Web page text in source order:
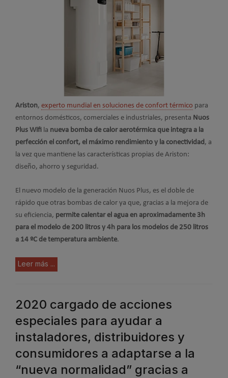
Ariston, experto mundial en soluciones de confort térmico para
entornos domésticos, comerciales e industriales, presenta Nuos
Plus Wifi la nueva bomba de calor aerotérmica que integra a la
perfección el confort, el máximo rendimiento y la conectividad, a
la vez que mantiene las características propias de Ariston:
diseño, ahorro y seguridad.
El nuevo modelo de la generación Nuos Plus, es el doble de
rápido que otras bombas de calor ya que, gracias a la mejora de
su eficiencia, permite calentar el agua en aproximadamente 3h
para el modelo de 200 litros y 4h para los modelos de 250 litros
a 14 ºC de temperatura ambiente.
Leer más ...
2020 cargado de acciones
especiales para ayudar a
instaladores, distribuidores y
consumidores a adaptarse a la
“nueva normalidad” gracias a